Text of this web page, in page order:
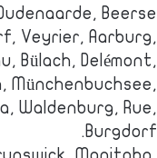
Beerse.
Veyrier, Aarburg,
Bülach, Delémont,
Münchenbuchsee,
Waldenburg, Rue,
Burgdorf.